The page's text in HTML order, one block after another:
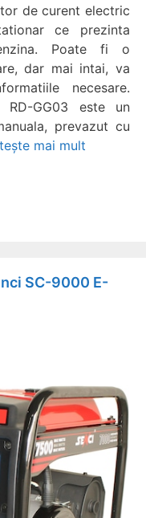
de curent electric
ce prezinta
Poate fi o
dar mai intai, va
necesare.
RD-GG03 este un
prevazut cu
mai mult
SC-9000 E-